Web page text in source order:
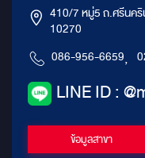
410/7 หมู่5 ถ.ศรีนคริ
10270
086-956-6659,
LINE ID :
ข้อมูลสาขา